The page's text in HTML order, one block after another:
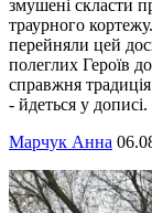
змушені скласти
траурного
перейняли цей
полеглих Героїв
справжня
- йдеться у
Марчук Анна